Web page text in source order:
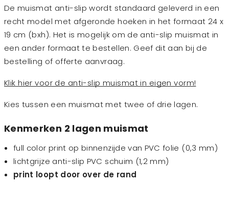
De muismat anti-slip wordt standaard geleverd in een
recht model met afgeronde hoeken in het formaat 24 x
19 cm (bxh). Het is mogelijk om de anti-slip muismat in
een ander formaat te bestellen. Geef dit aan bij de
bestelling of offerte aanvraag.
Klik hier voor de anti-slip muismat in eigen vorm!
Kies tussen een muismat met twee of drie lagen.
Kenmerken 2 lagen muismat
full color print op binnenzijde van PVC folie (0,3 mm)
lichtgrijze anti-slip PVC schuim (1,2 mm)
print loopt door over de rand